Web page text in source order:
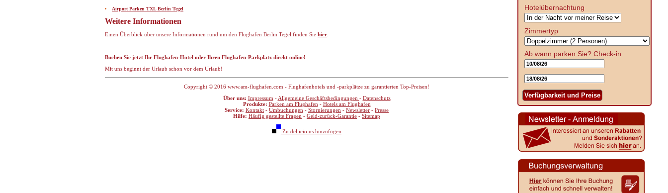
Airport Parken TXL Berlin Tegel
Weitere Informationen
Einen Überblick über unsere Informationen rund um den Flughafen Berlin Tegel finden Sie hier
Buchen Sie jetzt Ihr Flughafen-Hotel oder Ihren Flughafen-Parkplatz direkt online!
Mit uns beginnt der Urlaub schon vor dem Urlaub!
Copyright © 2016 www.am-flughafen.com - Flughafenhotels und -parkplätze zu garantierten Top-Preisen!
Über uns: Impressum - Allgemeine Geschäftsbedingungen - Datenschutz
Produkte: Parken am Flughafen - Hotels am Flughafen
Service: Kontakt - Umbuchungen - Stornierungen - Newsletter - Presse
Hilfe: Häufig gestellte Fragen - Geld-zurück-Garantie - Sitemap
Zu del.icio.us hinzufügen
Hotelübernachtung
Zimmertyp
Ab wann parken Sie? Check-in
Verfügbarkeit und Preise